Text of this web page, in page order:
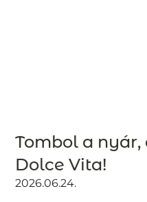
Tombol a nyár,
Dolce Vita!
2026.06.24.